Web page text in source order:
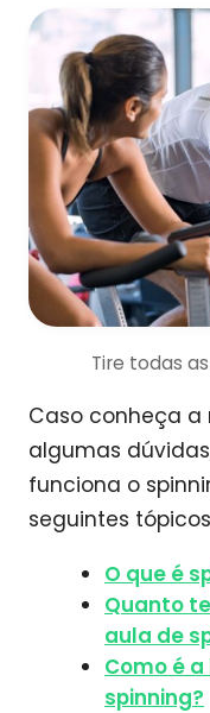
Tire todas
Caso conheça
algumas
funciona o
seguintes
O que é
Quanto
aula de
Como é
spinning?